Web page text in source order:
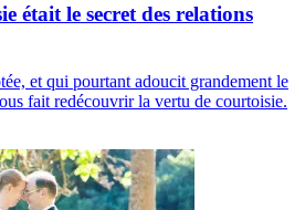
était le secret des relations
et qui pourtant adoucit grandement le
fait redécouvrir la vertu de courtoisie.